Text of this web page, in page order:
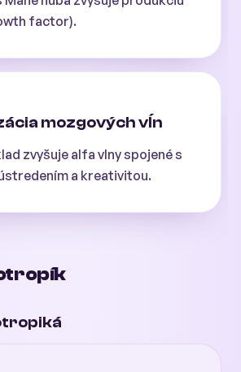
factor).
mozgových vĺn
zvyšuje alfa vlny spojené s
a kreativitou.